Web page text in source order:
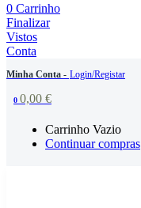
0 Carrinho
Finalizar
Vistos
Conta
Minha Conta - Login/Registar
0 0,00 €
Carrinho Vazio
Continuar compras